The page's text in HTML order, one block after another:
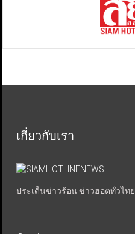
เกี่ยวกับเรา
ประเด็นข่าวร้อน ข่าวฮอตทั่วไทย.